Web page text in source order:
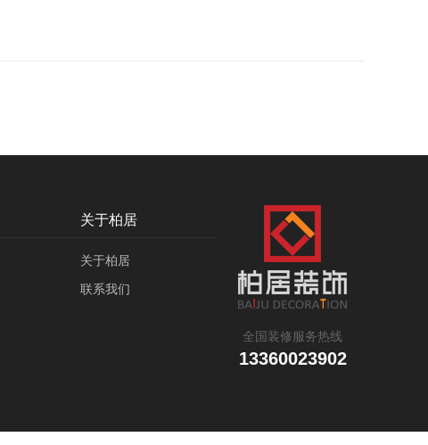
关于柏居
关于柏居
联系我们
全国装修服务热线
13360023902